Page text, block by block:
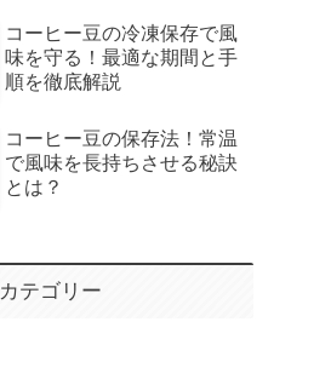
コーヒー豆の冷凍保存で風
味を守る！最適な期間と手
順を徹底解説
コーヒー豆の保存法！常温
で風味を長持ちさせる秘訣
とは？
カテゴリー